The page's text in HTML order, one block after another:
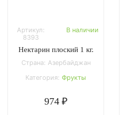
Артикул:
8393
В наличии
Нектарин плоский 1 кг.
Страна: Азербайджан
Категория: Фрукты
974 ₽